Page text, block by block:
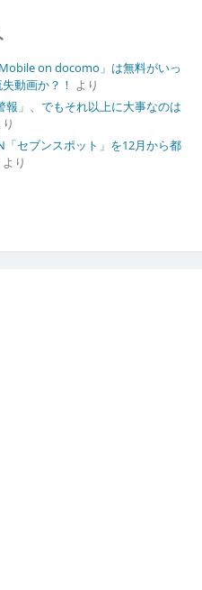
on docomo」は無料がいっ
動画か？！ より
報」、でもそれ以上に大事なのは
セブンスポット」を12月から都
より